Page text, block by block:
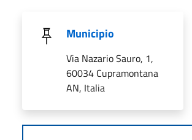
Municipio
Via Nazario Sauro, 1,
60034 Cupramontana
AN, Italia